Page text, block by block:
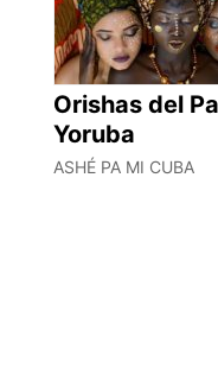
Orishas del
Yoruba
ASHÉ PA MI CUBA